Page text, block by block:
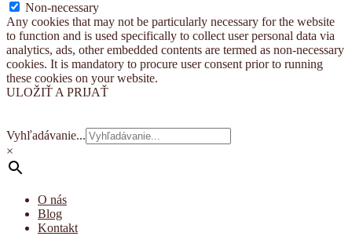
Non-necessary
Any cookies that may not be particularly necessary for the website
to function and is used specifically to collect user personal data via
analytics, ads, other embedded contents are termed as non-necessary
cookies. It is mandatory to procure user consent prior to running
these cookies on your website.
ULOŽIŤ A PRIJAŤ
Vyhľadávanie...
×
O nás
Blog
Kontakt